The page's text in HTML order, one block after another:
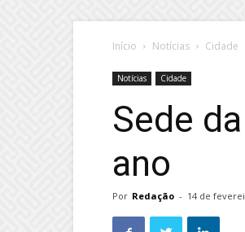
Início Notícias Cidade
Notícias Cidade
Sede
ano
Por Redação - 14 de